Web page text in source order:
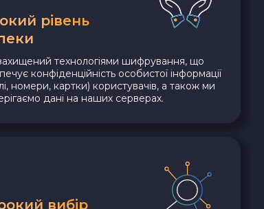
рівень
технологіями шифрування, що
конфіденційність особистої інформації
номери, картки) користувачів, а також ми
дані на наших серверах.
вибір